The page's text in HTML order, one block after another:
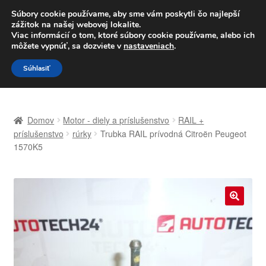
DOPRAVA od 6 EUR
Po–Pi 09:00–16:00 233 221 276
Preskočiť
na
navigáciu
Preskočiť
na
obsah
Celosvetová preprava
Košík
Domov Motor - diely a príslušenstvo
RAIL +
príslušenstvo
rúrky
Trubka RAIL prívodná Citroën Peugeot
1570K5
Súbory cookie používame, aby sme vám poskytli čo najlepší
zážitok na našej webovej lokalite.
Viac informácií o tom, ktoré súbory cookie používame, alebo ich
môžete vypnúť, sa dozviete v nastaveniach.
Súhlasiť